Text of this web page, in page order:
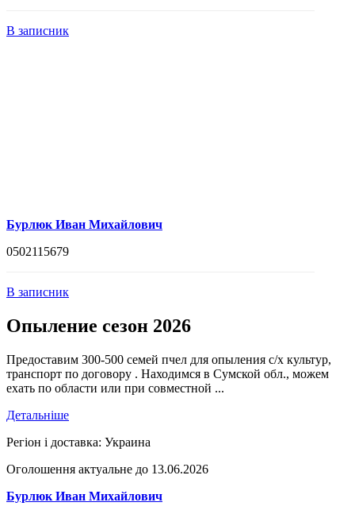
В записник
Бурлюк Иван Михайлович
0502115679
В записник
Опыление сезон 2026
Предоставим 300-500 семей пчел для опыления с/х культур,
транспорт по договору . Находимся в Сумской обл., можем
ехать по области или при совместной ...
Детальніше
Регіон і доставка: Украина
Оголошення актуальне до 13.06.2026
Бурлюк Иван Михайлович